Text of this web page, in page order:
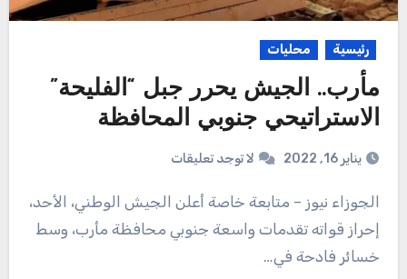
رئيسية محليات
مأرب.. الجيش يحرر جبل “الفليحة”
الاستراتيحي جنوبي المحافظة
يناير 16, 2022 لا توجد تعليقات
الجوزاء نيوز – متابعة خاصة أعلن الجيش الوطني، الأحد،
إحراز قواته تقدمات واسعة جنوبي محافظة مأرب، وسط
خسائر فادحة في…